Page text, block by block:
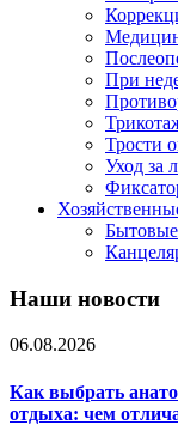
При
Трости
Уход за
Наши новости
06.08.2026
Как выбрать
отдыха: чем